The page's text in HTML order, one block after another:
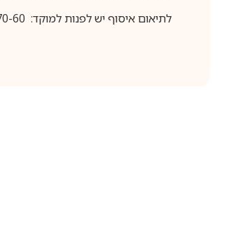
לתיאום איסוף יש לפנות למוקד: 1700-50-70-60